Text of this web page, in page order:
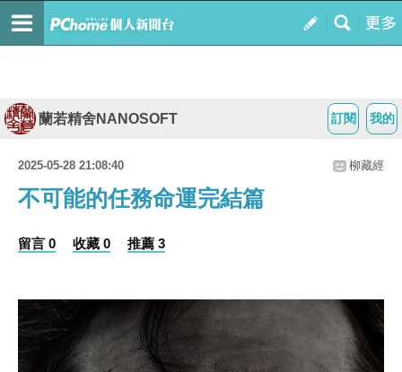
我的
訂閱
蘭若精舍NANOSOFT
2025-05-28 21:08:40 柳藏經
不可能的任務命運完結篇
留言 0 收藏 0 推薦 3